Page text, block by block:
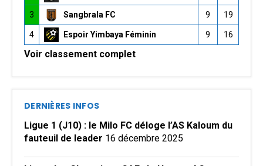
3 Sangbrala FC 9 19
4 Espoir Yimbaya Féminin 9 16
Voir classement complet
DERNIÈRES INFOS
Ligue 1 (J10) : le Milo FC déloge l’AS Kaloum du
fauteuil de leader 16 décembre 2025